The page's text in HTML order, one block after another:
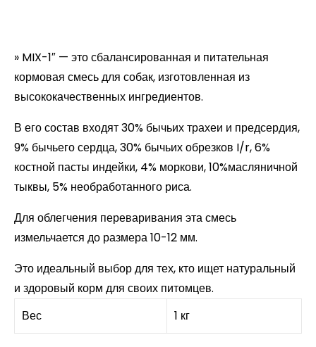
» MIX-1″ — это сбалансированная и питательная
кормовая смесь для собак, изготовленная из
высококачественных ингредиентов.
В его состав входят 30% бычьих трахеи и предсердия,
9% бычьего сердца, 30% бычьих обрезков I/r, 6%
костной пасты индейки, 4% моркови, 10%масляничной
тыквы, 5% необработанного риса.
Для облегчения переваривания эта смесь
измельчается до размера 10-12 мм.
Это идеальный выбор для тех, кто ищет натуральный
и здоровый корм для своих питомцев.
Вес
1 кг